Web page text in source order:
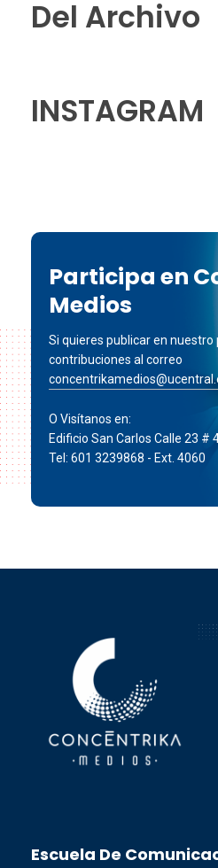
Del Archivo
INSTAGRAM
Participa en
Medios
Si quieres publicar en nuestro
contribuciones al correo
O Visítanos en:
Edificio San Carlos Calle 23 #
Tel: 601 3239868 - Ext. 4060
Escuela De